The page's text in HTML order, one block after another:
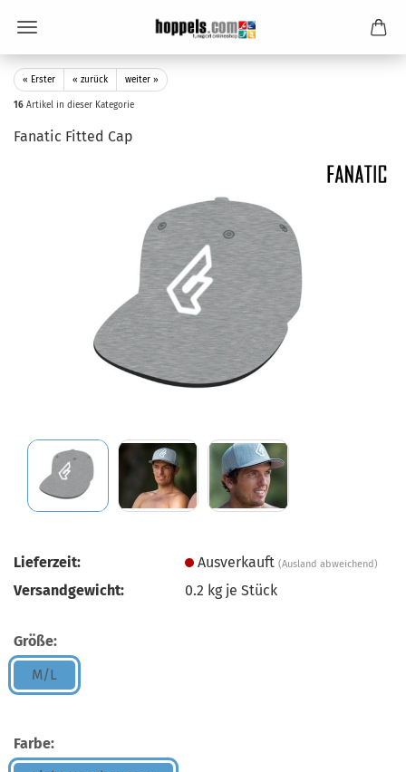
« Erster « zurück weiter »
16 Artikel in dieser Kategorie
Fanatic Fitted Cap
Lieferzeit: Ausverkauft(Ausland abweichend)
Versandgewicht: 0.2 kg je Stück
Größe:
M/L
Farbe: